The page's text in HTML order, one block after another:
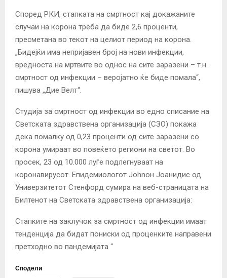
Според РКИ, стапката на смртност кај докажаните
случаи на корона треба да биде 2,6 проценти,
пресметана во текот на целиот период на корона.
„Бидејќи има непријавен број на нови инфекции,
вредноста на мртвите во однос на сите заразени – т.н.
смртност од инфекции – веројатно ќе биде помала“,
пишува „Дие Велт“.
Студија за смртност од инфекции во едно списание на
Светската здравствена организација (СЗО) покажа
дека помалку од 0,23 проценти од сите заразени со
корона умираат во повеќето региони на светот. Во
просек, 23 од 10.000 луѓе подлегнуваат на
коронавирусот. Епидемиологот Johnон Јоанидис од
Универзитетот Стенфорд сумира на веб-страницата на
Билтенот на Светската здравствена организација:
Стапките на заклучок за смртност од инфекции имаат
тенденција да бидат пониски од проценките направени
претходно во пандемијата “
Сподели